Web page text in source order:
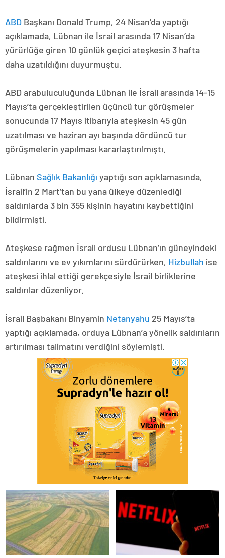
ABD Başkanı Donald Trump, 24 Nisan’da yaptığı
açıklamada, Lübnan ile İsrail arasında 17 Nisan’da
yürürlüğe giren 10 günlük geçici ateşkesin 3 hafta
daha uzatıldığını duyurmuştu.
ABD arabuluculuğunda Lübnan ile İsrail arasında 14-15
Mayıs’ta gerçekleştirilen üçüncü tur görüşmeler
sonucunda 17 Mayıs itibarıyla ateşkesin 45 gün
uzatılması ve haziran ayı başında dördüncü tur
görüşmelerin yapılması kararlaştırılmıştı.
Lübnan Sağlık Bakanlığı yaptığı son açıklamasında,
İsrail’in 2 Mart’tan bu yana ülkeye düzenlediği
saldırılarda 3 bin 355 kişinin hayatını kaybettiğini
bildirmişti.
Ateşkese rağmen İsrail ordusu Lübnan’ın güneyindeki
saldırılarını ve ev yıkımlarını sürdürürken, Hizbullah ise
ateşkesi ihlal ettiği gerekçesiyle İsrail birliklerine
saldırılar düzenliyor.
İsrail Başbakanı Binyamin Netanyahu 25 Mayıs’ta
yaptığı açıklamada, orduya Lübnan’a yönelik saldırıların
artırılması talimatını verdiğini söylemişti.